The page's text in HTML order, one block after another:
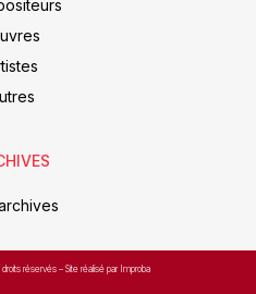
droits réservés – Site réalisé par Improba